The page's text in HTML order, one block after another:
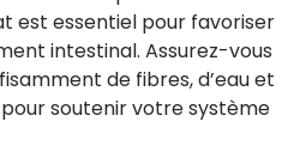
est essentiel pour favoriser
intestinal. Assurez-vous
de fibres, d’eau et
soutenir votre système